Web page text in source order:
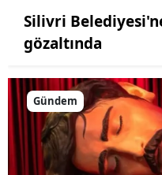
Silivri
gözaltında
Gündem